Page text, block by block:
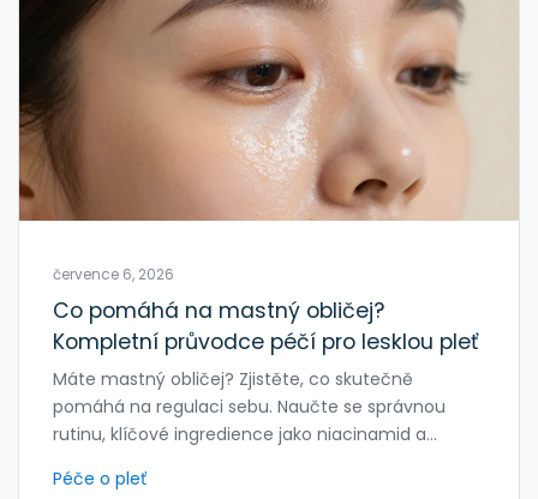
července 6, 2026
Co pomáhá na mastný obličej?
Kompletní průvodce péčí pro lesklou pleť
Máte mastný obličej? Zjistěte, co skutečně
pomáhá na regulaci sebu. Naučte se správnou
rutinu, klíčové ingredience jako niacinamid a
zdravou pleť.
Péče o pleť